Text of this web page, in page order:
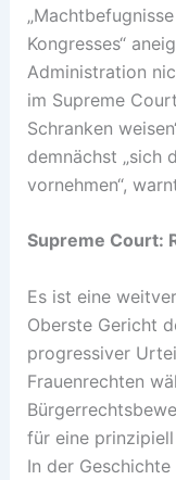
Kongresses“
Administration
im Supreme
Schranken
demnächst „sich
vornehmen“,
Supreme Court:
Es ist eine
Oberste Gericht
progressiver
Frauenrechten
für eine
In der